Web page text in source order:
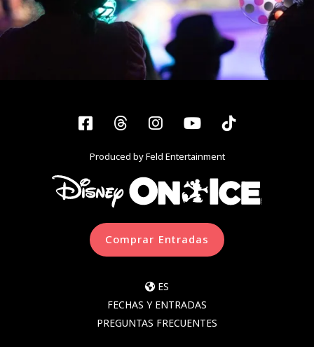
Facebook
ThreadsInstagram
YouTubeTiktok
Produced by Feld Entertainment
Comprar Entradas
ES
FECHAS Y ENTRADAS
PREGUNTAS FRECUENTES